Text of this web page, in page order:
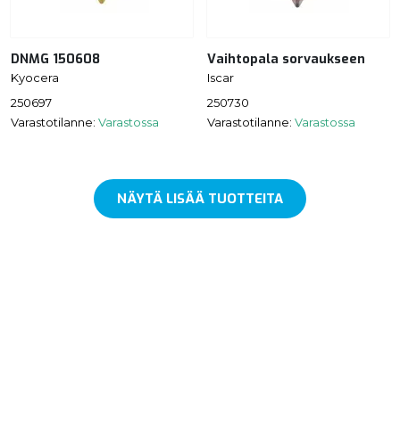
DNMG 150608
Kyocera
250697
Varastotilanne: Varastossa
Vaihtopala sorvaukseen
Iscar
250730
Varastotilanne: Varastossa
NÄYTÄ LISÄÄ TUOTTEITA